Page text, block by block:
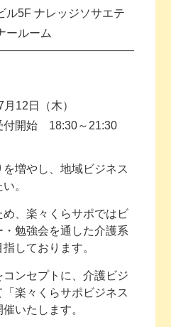
ル5F ナレッジソサエテ
ールーム
12日（木）
付開始 18:30～21:30
増やし、地域ビジネス
。
、楽々くらサポではビ
勉強会を通した介護系
しております。
コンセプトに、介護ビジ
楽々くらサポビジネス
いたします。